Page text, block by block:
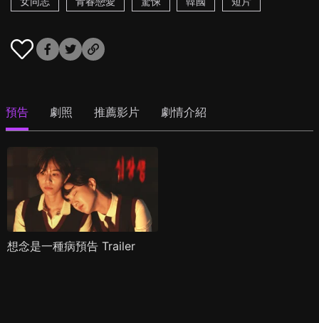
預告 劇照 推薦影片 劇情介紹
想念是一種病預告 Trailer